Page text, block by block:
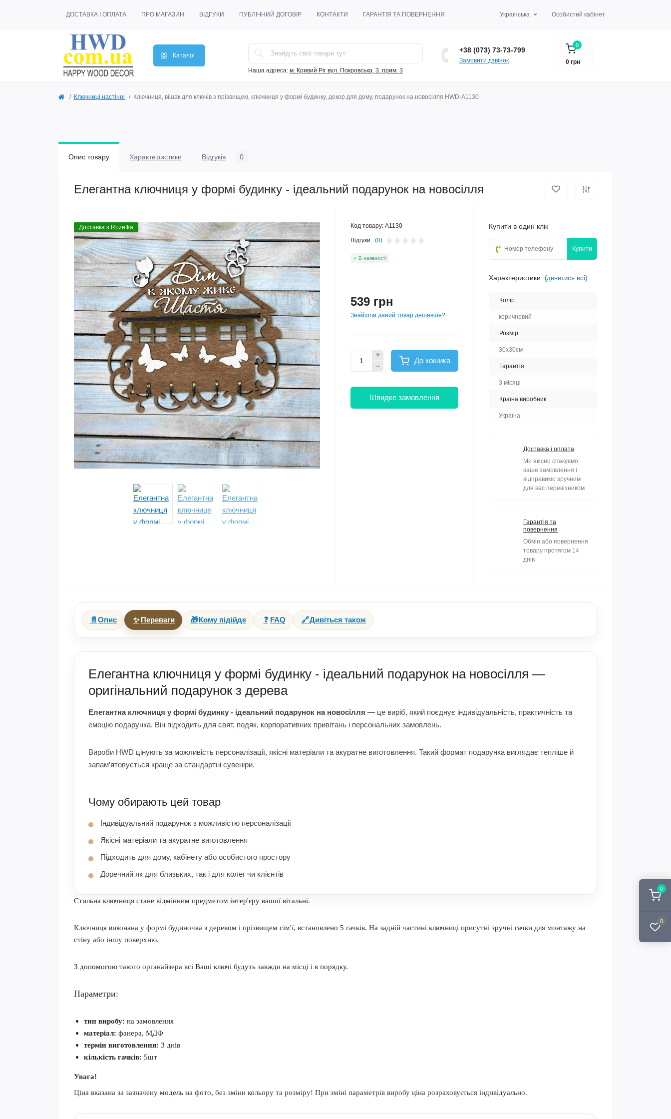
0
0
ДОСТАВКА І ОПЛАТА ПРО МАГАЗИН ВІДГУКИ ПУБЛІЧНИЙ ДОГОВІР КОНТАКТИ ГАРАНТІЯ ТА ПОВЕРНЕННЯ Українська Особистий кабінет
Каталог
Наша адреса: м. Кривий Ріг вул. Покровська, 3, прим. 3
+38 (073) 73-73-799
Замовити дзвінок
0
0 грн
Ключниці настінні Ключниця, вішак для ключів з прізвищем, ключниця у формі будинку, декор для дому, подарунок на новосілля HWD-A1130
Опис товару Характеристики Відгуків 0
Елегантна ключниця у формі будинку - ідеальний подарунок на новосілля
Доставка з Rozetka Код товару: A1130
Відгуки: (0)
В наявності
539 грн
Знайшли даний товар дешевше?
До кошика
Швидке замовлення
Купити в один клік
Купити
Характеристики: (дивитися всі)
Колір
коричневий
Розмір
30х30см
Гарантія
3 місяці
Країна виробник
Україна
Доставка і оплата
Ми якісно спакуємо
ваше замовлення і
відправимо зручним
для вас перевізником
Гарантія та
повернення
Обмін або повернення
товару протягом 14
днів
📄 Опис ✨ Переваги 🎁Кому підійде ❓ FAQ 🔗Дивіться також
Елегантна ключниця у формі будинку - ідеальний подарунок на новосілля —
оригінальний подарунок з дерева
Елегантна ключниця у формі будинку - ідеальний подарунок на новосілля — це виріб, який поєднує індивідуальність, практичність та
емоцію подарунка. Він підходить для свят, подяк, корпоративних привітань і персональних замовлень.
Вироби HWD цінують за можливість персоналізації, якісні матеріали та акуратне виготовлення. Такий формат подарунка виглядає тепліше й
запам’ятовується краще за стандартні сувеніри.
Чому обирають цей товар
Індивідуальний подарунок з можливістю персоналізації
Якісні матеріали та акуратне виготовлення
Підходить для дому, кабінету або особистого простору
Доречний як для близьких, так і для колег чи клієнтів
Стильна ключниця стане відмінним предметом інтер'єру вашої вітальні.
Ключниця виконана у формі будиночка з деревом і прізвищем сім'ї, встановлено 5 гачків. На задній частині ключниці присутні зручні гачки для монтажу на
стіну або іншу поверхню.
З допомогою такого органайзера всі Ваші ключі будуть завжди на місці і в порядку.
Параметри:
тип виробу: на замовлення
матеріал: фанера, МДФ
термін виготовлення: 3 днів
кількість гачків: 5шт
Увага!
Ціна вказана за зазначену модель на фото, без зміни кольору та розміру! При зміні параметрів виробу ціна розраховується індивідуально.